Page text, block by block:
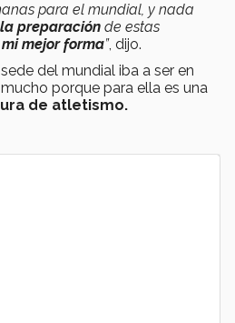
para el mundial, y nada
preparación de estas
mi mejor forma”, dijo.
del mundial iba a ser en
porque para ella es una
de atletismo.